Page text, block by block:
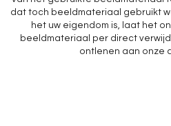
dat toch beeldmateriaal gebruikt
het uw eigendom is, laat het
beeldmateriaal per direct
ontlenen aan onze